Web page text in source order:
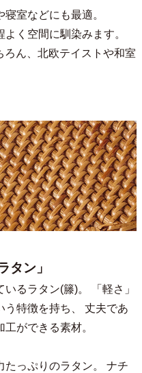
室などにも最適。
く空間に馴染みます。
ろん、北欧テイストや和室
タン」
るラタン(籐)。 「軽さ」
う特徴を持ち、 丈夫であ
ができる素材。
たっぷりのラタン。 ナチ